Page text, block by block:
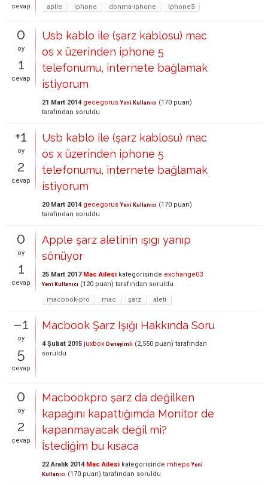
cevap aplle iphone donma-iphone iphone5
0
oy
1
cevap
Usb kablo ile (şarz kablosu) mac
os x üzerinden iphone 5
telefonumu, internete bağlamak
istiyorum
21 Mart 2014 gecegorus Yeni Kullanıcı (170 puan)
tarafından soruldu
+1
oy
2
cevap
Usb kablo ile (şarz kablosu) mac
os x üzerinden iphone 5
telefonumu, internete bağlamak
istiyorum
20 Mart 2014 gecegorus Yeni Kullanıcı (170 puan)
tarafından soruldu
0
oy
1
cevap
Apple şarz aletinin ışıgı yanıp
sönüyor
25 Mart 2017 Mac Ailesi kategorisinde exchange03
Yeni Kullanıcı (120 puan) tarafından soruldu
macbook-pro
mac şarz aleti
–1
oy
5
cevap
Macbook Şarz Işığı Hakkında Soru
4 Şubat 2015 juxbox Deneyimli (2,550 puan) tarafından
soruldu
0
oy
2
cevap
Macbookpro şarz da değilken
kapağını kapattığımda Monitor de
kapanmayacak değil mi?
İstediğim bu kısaca
22 Aralık 2014 Mac Ailesi kategorisinde mheps Yeni
Kullanıcı (170 puan) tarafından soruldu